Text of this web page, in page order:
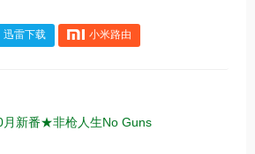
迅雷下载 小米路由
月新番★非枪人生No Guns